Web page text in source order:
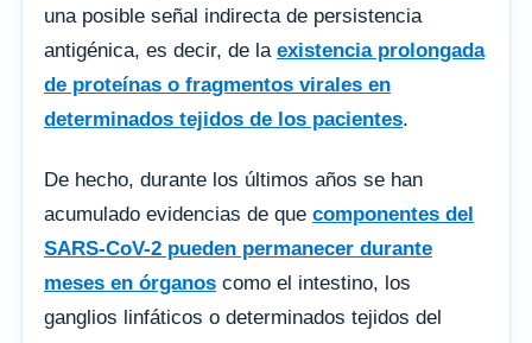
una posible señal indirecta de persistencia
antigénica, es decir, de la existencia prolongada
de proteínas o fragmentos virales en
determinados tejidos de los pacientes.
De hecho, durante los últimos años se han
acumulado evidencias de que componentes del
SARS-CoV-2 pueden permanecer durante
meses en órganos como el intestino, los
ganglios linfáticos o determinados tejidos del